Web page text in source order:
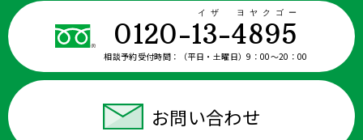
0120-13-4895
イザ ヨヤクゴー
相談予約受付時間： （平日・土曜日）9：00〜20：00
お問い合わせ